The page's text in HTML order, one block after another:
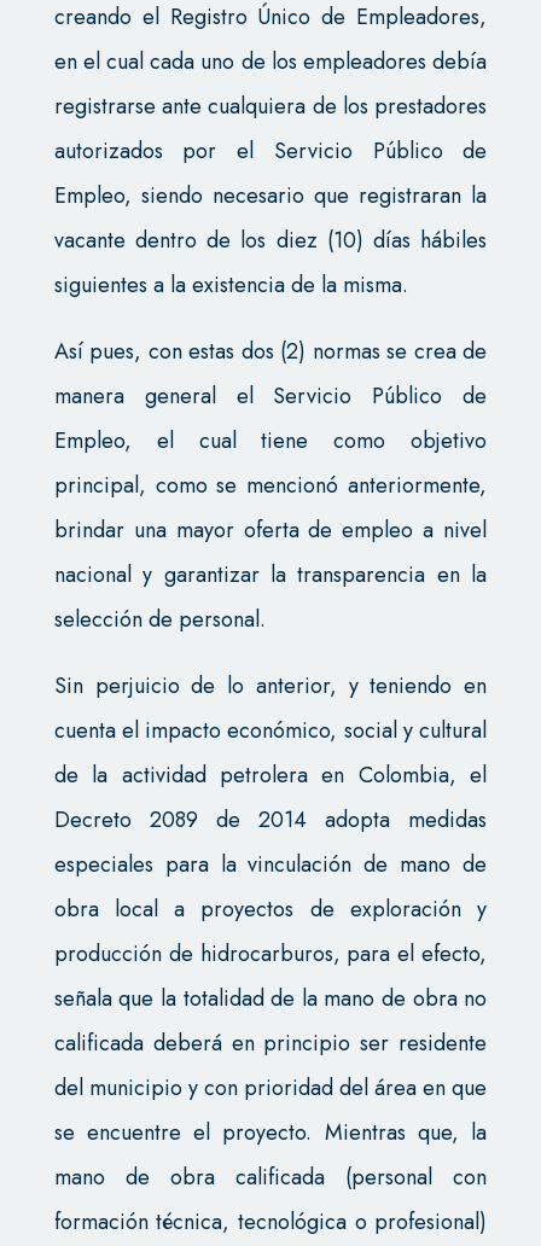
creando el Registro Único de Empleadores,
en el cual cada uno de los empleadores debía
registrarse ante cualquiera de los prestadores
autorizados por el Servicio Público de
Empleo, siendo necesario que registraran la
vacante dentro de los diez (10) días hábiles
siguientes a la existencia de la misma.
Así pues, con estas dos (2) normas se crea de
manera general el Servicio Público de
Empleo, el cual tiene como objetivo
principal, como se mencionó anteriormente,
brindar una mayor oferta de empleo a nivel
nacional y garantizar la transparencia en la
selección de personal.
Sin perjuicio de lo anterior, y teniendo en
cuenta el impacto económico, social y cultural
de la actividad petrolera en Colombia, el
Decreto 2089 de 2014 adopta medidas
especiales para la vinculación de mano de
obra local a proyectos de exploración y
producción de hidrocarburos, para el efecto,
señala que la totalidad de la mano de obra no
calificada deberá en principio ser residente
del municipio y con prioridad del área en que
se encuentre el proyecto. Mientras que, la
mano de obra calificada (personal con
formación técnica, tecnológica o profesional)